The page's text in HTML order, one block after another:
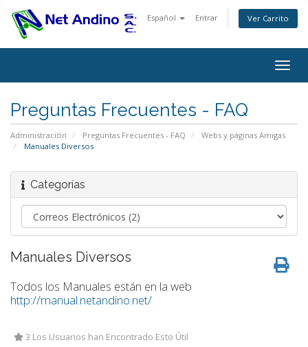
Español Entrar Ver Carrito
Preguntas Frecuentes - FAQ
Administración Preguntas Frecuentes - FAQ
Webs y páginas Amigas
Manuales Diversos
Categorías
Manuales Diversos
Todos los Manuales están en la web
http://manual.netandino.net/
3 Los Usuarios han Encontrado Esto Útil